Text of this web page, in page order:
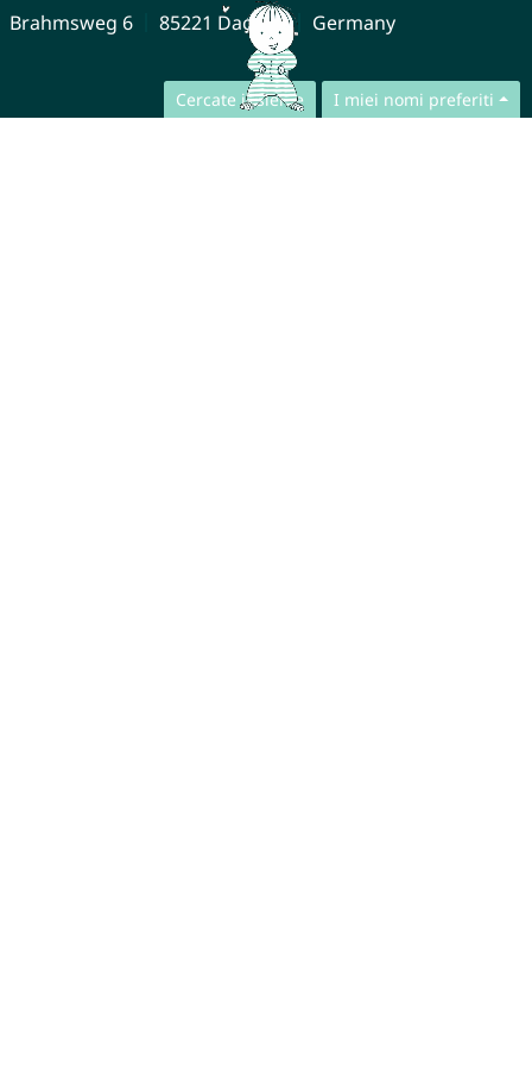
Cercate insieme I miei nomi preferiti
Brahmsweg 6
85221 Dachau Germany